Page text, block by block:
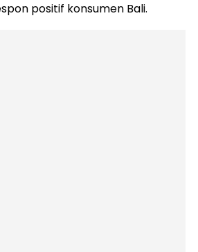
positif konsumen Bali.